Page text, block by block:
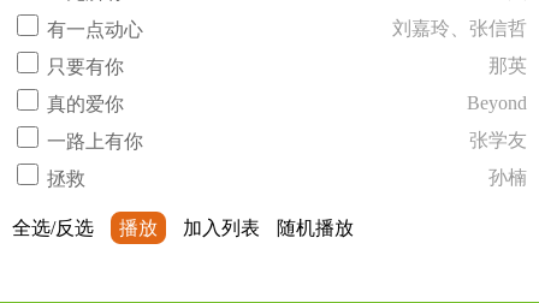
有一点动心
刘嘉玲、张信哲
只要有你
那英
真的爱你
Beyond
一路上有你
张学友
拯救
孙楠
全选/反选 播放 加入列表 随机播放